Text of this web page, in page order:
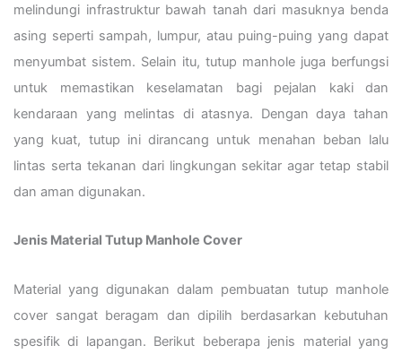
melindungi infrastruktur bawah tanah dari masuknya benda
asing seperti sampah, lumpur, atau puing-puing yang dapat
menyumbat sistem. Selain itu, tutup manhole juga berfungsi
untuk memastikan keselamatan bagi pejalan kaki dan
kendaraan yang melintas di atasnya. Dengan daya tahan
yang kuat, tutup ini dirancang untuk menahan beban lalu
lintas serta tekanan dari lingkungan sekitar agar tetap stabil
dan aman digunakan.
Jenis Material Tutup Manhole Cover
Material yang digunakan dalam pembuatan tutup manhole
cover sangat beragam dan dipilih berdasarkan kebutuhan
spesifik di lapangan. Berikut beberapa jenis material yang